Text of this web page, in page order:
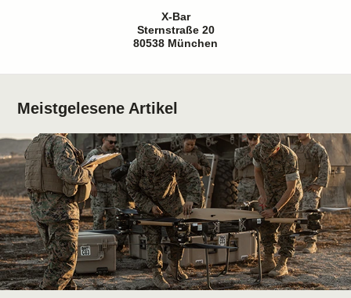
X-Bar
Sternstraße 20
80538 München
Meistgelesene Artikel